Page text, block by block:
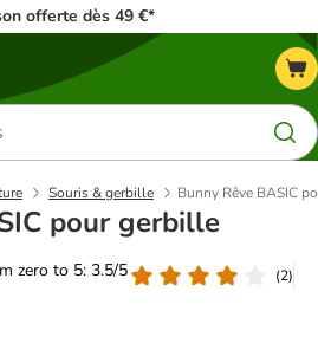
offerte dès 49 €*
Souris & gerbille Bunny Rêve BASIC
pour gerbille
zero to 5: 3.5/5
(2)